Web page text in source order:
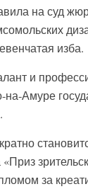
на суд
изба.
и
Амуре
за